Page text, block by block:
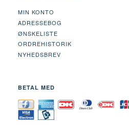
MIN KONTO
ADRESSEBOG
ØNSKELISTE
ORDREHISTORIK
NYHEDSBREV
BETAL MED